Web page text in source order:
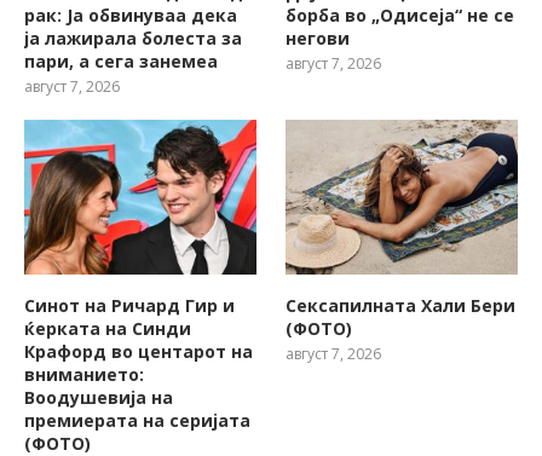
рак: Ја обвинуваа дека
ја лажирала болеста за
пари, а сега занемеа
август 7, 2026
борба во „Одисеја“ не се
негови
август 7, 2026
Синот на Ричард Гир и
ќерката на Синди
Крафорд во центарот на
вниманието:
Воодушевија на
премиерата на серијата
(ФОТО)
Сексапилната Хали Бери
(ФОТО)
август 7, 2026